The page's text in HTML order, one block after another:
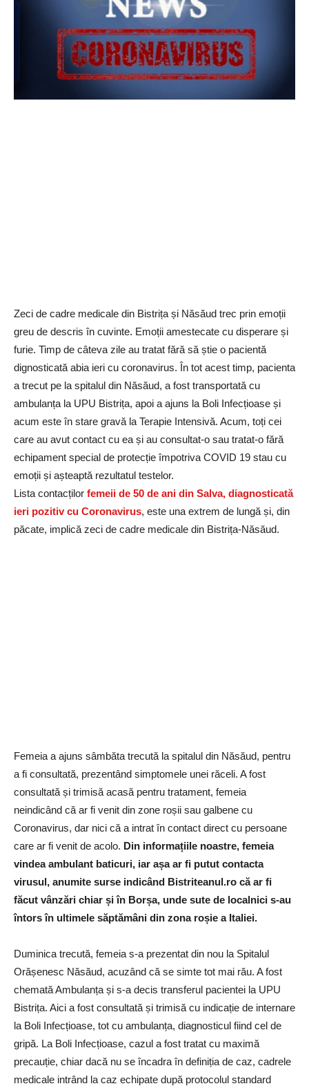
Zeci de cadre medicale din Bistrița și Năsăud trec prin emoții
greu de descris în cuvinte. Emoții amestecate cu disperare și
furie. Timp de câteva zile au tratat fără să știe o pacientă
dignosticată abia ieri cu coronavirus. În tot acest timp, pacienta
a trecut pe la spitalul din Năsăud, a fost transportată cu
ambulanța la UPU Bistrița, apoi a ajuns la Boli Infecțioase și
acum este în stare gravă la Terapie Intensivă. Acum, toți cei
care au avut contact cu ea și au consultat-o sau tratat-o fără
echipament special de protecție împotriva COVID 19 stau cu
emoții și așteaptă rezultatul testelor.
Lista contacților femeii de 50 de ani din Salva, diagnosticată
ieri pozitiv cu Coronavirus, este una extrem de lungă și, din
păcate, implică zeci de cadre medicale din Bistrița-Năsăud.
Femeia a ajuns sâmbăta trecută la spitalul din Năsăud, pentru
a fi consultată, prezentând simptomele unei răceli. A fost
consultată și trimisă acasă pentru tratament, femeia
neindicând că ar fi venit din zone roșii sau galbene cu
Coronavirus, dar nici că a intrat în contact direct cu persoane
care ar fi venit de acolo. Din informațiile noastre, femeia
vindea ambulant baticuri, iar așa ar fi putut contacta
virusul, anumite surse indicând Bistriteanul.ro că ar fi
făcut vânzări chiar și în Borșa, unde sute de localnici s-au
întors în ultimele săptămâni din zona roșie a Italiei.
Duminica trecută, femeia s-a prezentat din nou la Spitalul
Orășenesc Năsăud, acuzând că se simte tot mai rău. A fost
chemată Ambulanța și s-a decis transferul pacientei la UPU
Bistrița. Aici a fost consultată și trimisă cu indicație de internare
la Boli Infecțioase, tot cu ambulanța, diagnosticul fiind cel de
gripă. La Boli Infecțioase, cazul a fost tratat cu maximă
precauție, chiar dacă nu se încadra în definiția de caz, cadrele
medicale intrând la caz echipate după protocolul standard